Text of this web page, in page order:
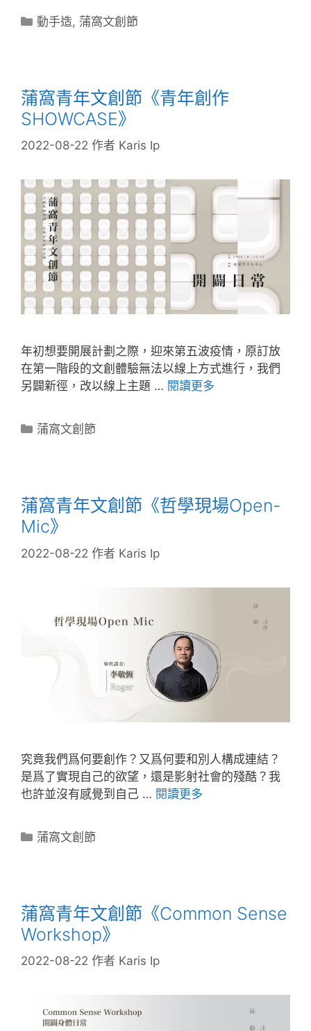
動手造, 蒲窩文創節
蒲窩青年文創節《青年創作
SHOWCASE》
2022-08-22 作者 Karis Ip
年初想要開展計劃之際，迎來第五波疫情，原訂放
在第一階段的文創體驗無法以線上方式進行，我們
另闢新徑，改以線上主題 … 閱讀更多
蒲窩文創節
蒲窩青年文創節《哲學現場Open-
Mic》
2022-08-22 作者 Karis Ip
究竟我們爲何要創作？又爲何要和別人構成連結？
是爲了實現自己的欲望，還是影射社會的殘酷？我
也許並沒有感覺到自己 … 閱讀更多
蒲窩文創節
蒲窩青年文創節《Common Sense
Workshop》
2022-08-22 作者 Karis Ip